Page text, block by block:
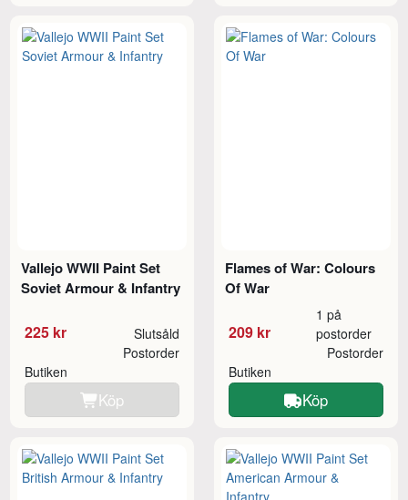
Vallejo WWII Paint Set
Soviet Armour & Infantry
225 kr Slutsåld
Butiken
Postorder
Köp
Flames of War: Colours
Of War
209 kr
1 på
postorder
Butiken
Postorder
Köp